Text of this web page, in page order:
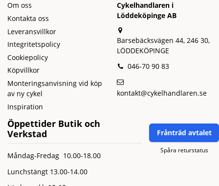
Om oss
Kontakta oss
Leveransvillkor
Integritetspolicy
Cookiepolicy
Köpvillkor
Monteringsanvisning vid köp
av ny cykel
Inspiration
Cykelhandlaren i
Löddeköpinge AB
Barsebäcksvägen 44, 246 30,
LÖDDEKÖPINGE
046-70 90 83
kontakt@cykelhandlaren.se
Öppettider Butik och
Verkstad
Måndag-Fredag 10.00-18.00
Lunchstängt 13.00-14.00
Frånträd avtalet
Spåra returstatus